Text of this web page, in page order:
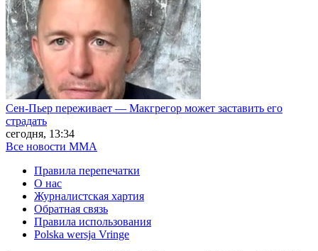
Сен-Пьер переживает — Макгрегор может заставить его
страдать
сегодня, 13:34
Все новости MMA
Правила перепечатки
О нас
Журналистская хартия
Обратная связь
Правила использования
Polska wersja Vringe